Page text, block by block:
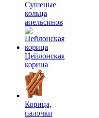
Сушеные
кольца
апельсинов
Цейлонская
корица
Корица,
палочки